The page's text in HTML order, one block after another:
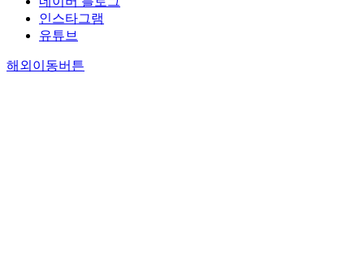
인스타그램
유튜브
해외이동버튼